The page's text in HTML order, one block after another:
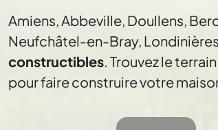
Amiens, Abbeville, Doullens,
Neufchâtel-en-Bray,
constructibles. Trouvez le
pour faire construire votre